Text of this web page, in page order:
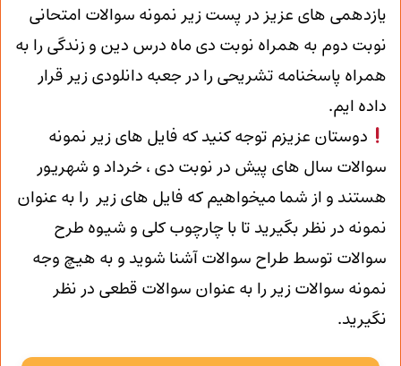
یازدهمی های عزیز در پست زیر نمونه سوالات امتحانی
نوبت دوم به همراه نوبت دی ماه درس دین و زندگی را به
همراه پاسخنامه تشریحی را در جعبه دانلودی زیر قرار
داده ایم.
دوستان عزیزم توجه کنید که فایل های زیر نمونه
سوالات سال های پیش در نوبت دی ، خرداد و شهریور
هستند و از شما میخواهیم که فایل های زیر را به عنوان
نمونه در نظر بگیرید تا با چارچوب کلی و شیوه طرح
سوالات توسط طراح سوالات آشنا شوید و به هیچ وجه
نمونه سوالات زیر را به عنوان سوالات قطعی در نظر
نگیرید.